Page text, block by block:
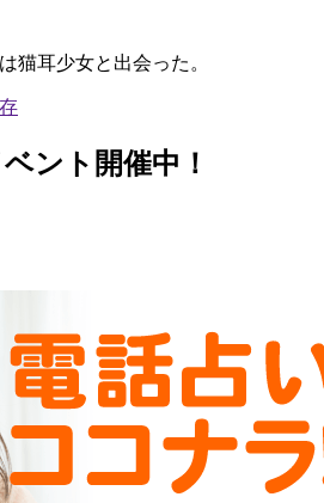
猫耳少女と出会った。
ント開催中！